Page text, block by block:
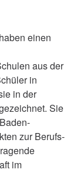
einen
aus der
in
in der
Sie
zur Berufs-
im